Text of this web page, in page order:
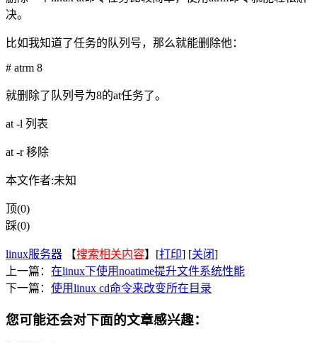
决。
比如我知道了任务的队列号，那么就能删除他：
# atrm 8
就删除了队列号为8的at任务了。
at -l 列表
at -r 移除
本文作者:未知
顶(0)
踩(0)
linux服务器 【搜索相关内容】[打印] [关闭]
上一篇： 在linux下使用noatime提升文件系统性能
下一篇： 使用linux cd命令来改变所在目录
您可能还会对下面的文章感兴趣：